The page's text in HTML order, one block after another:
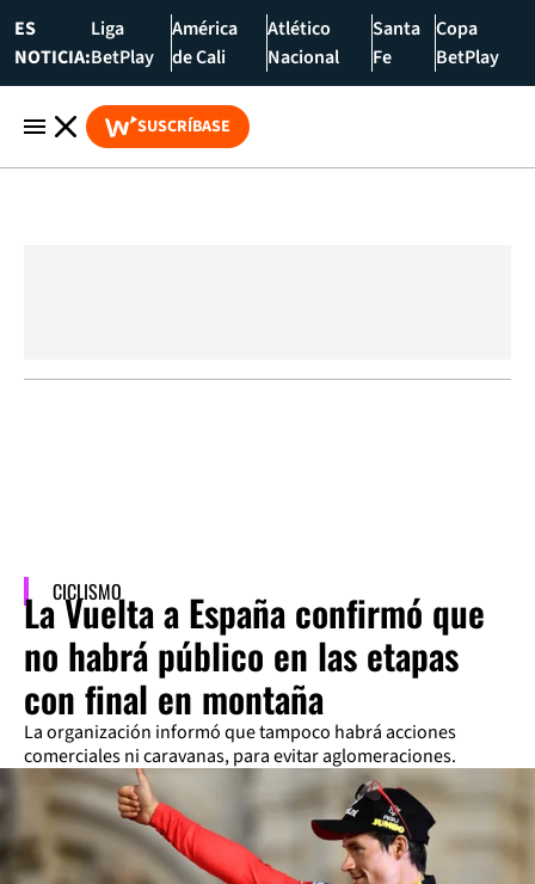
ES
NOTICIA:
Liga
BetPlay
América
de Cali
Atlético
Nacional
Santa
Fe
Copa
BetPlay
SUSCRÍBASE
CICLISMO
La Vuelta a España confirmó que
no habrá público en las etapas
con final en montaña
La organización informó que tampoco habrá acciones
comerciales ni caravanas, para evitar aglomeraciones.